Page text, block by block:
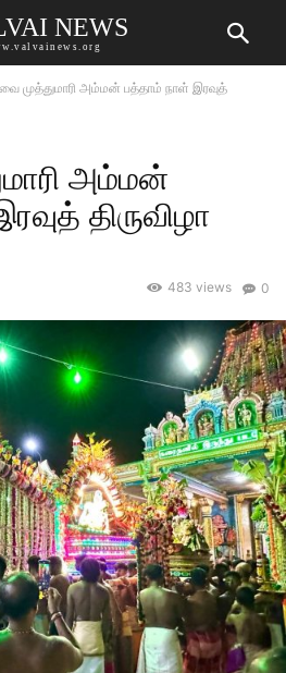
NEWS
முத்துமாரி அம்மன் பத்தாம் நாள் இரவுத்
அம்மன்
திருவிழா
0
483 views